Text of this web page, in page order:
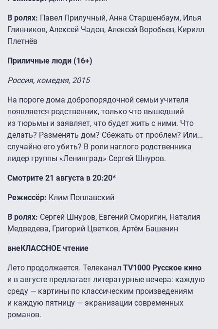
В ролях: Павел Прилучный, Анна Старшенбаум, Илья
Глинников, Алексей Чадов, Алексей Воробьев, Кирилл
Плетнёв
Приличные люди (16+)
Россия, комедия, 2015
На пороге дома добропорядочной семьи учителя
появляется родственник, только что вышедший
из тюрьмы и заявляет, что будет жить с ними. Что
делать? Разменять дом? Сбежать от проблем? Или...
случайно его убить? В роли наглого родственника
лидер группы «Ленинград» Сергей Шнуров.
Смотрите 21 августа в 20:20*
Режиссёр: Клим Поплавский
В ролях: Сергей Шнуров, Евгений Сморигин, Наталия
Медведева, Григорий Цветков, Артём Башенин
внеКЛАССНОЕ чтение
Лето продолжается. Телеканал TV1000 Русское кино
и в августе предлагает литературные вечера: каждую
среду — картины по классическим произведениям
и каждую пятницу — экранизации современных
романов.